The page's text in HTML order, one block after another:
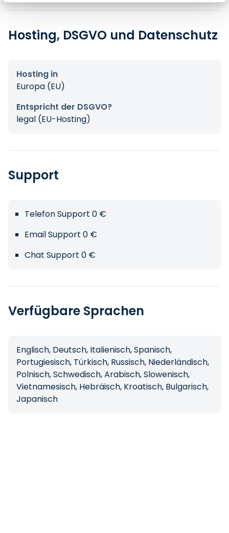
Hosting, DSGVO und Datenschutz
Hosting in
Europa (EU)
Entspricht der DSGVO?
legal (EU-Hosting)
Support
Telefon Support 0 €
Email Support 0 €
Chat Support 0 €
Verfügbare Sprachen
Englisch, Deutsch, Italienisch, Spanisch,
Portugiesisch, Türkisch, Russisch, Niederländisch,
Polnisch, Schwedisch, Arabisch, Slowenisch,
Vietnamesisch, Hebräisch, Kroatisch, Bulgarisch,
Japanisch